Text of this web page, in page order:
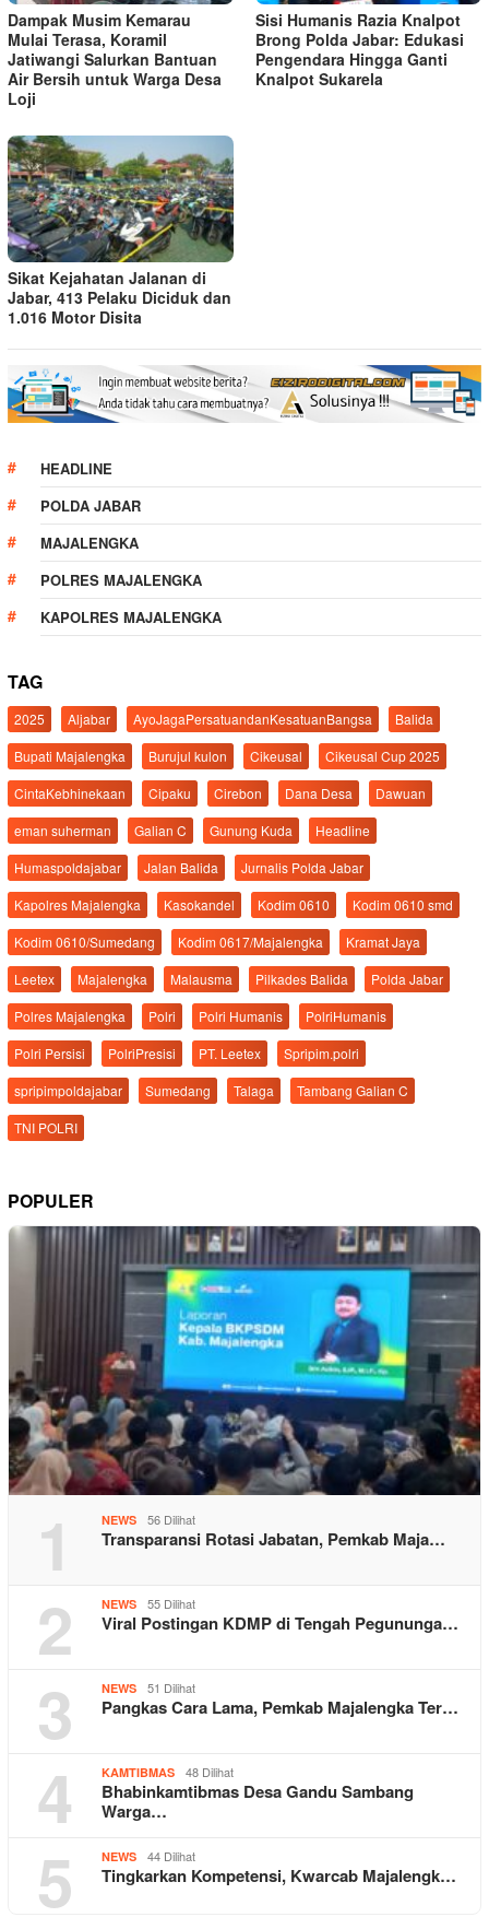
Dampak Musim Kemarau
Mulai Terasa, Koramil
Jatiwangi Salurkan Bantuan
Air Bersih untuk Warga Desa
Loji
Sisi Humanis Razia Knalpot
Brong Polda Jabar: Edukasi
Pengendara Hingga Ganti
Knalpot Sukarela
Sikat Kejahatan Jalanan di
Jabar, 413 Pelaku Diciduk dan
1.016 Motor Disita
HEADLINE
POLDA JABAR
MAJALENGKA
POLRES MAJALENGKA
KAPOLRES MAJALENGKA
TAG
2025 Aljabar AyoJagaPersatuandanKesatuanBangsa
Balida
Bupati Majalengka
Burujul kulon Cikeusal
Cikeusal Cup 2025
CintaKebhinekaan
Cipaku Cirebon Dana Desa
Dawuan
eman suherman
Galian C Gunung Kuda
Headline
Humaspoldajabar
Jalan Balida
Jurnalis Polda Jabar
Kapolres Majalengka
Kasokandel Kodim 0610
Kodim 0610 smd
Kodim 0610/Sumedang
Kodim 0617/Majalengka
Kramat Jaya
Leetex
Majalengka Malausma Pilkades Balida
Polda Jabar
Polres Majalengka
Polri Polri Humanis
PolriHumanis
Polri Persisi
PolriPresisi PT. Leetex
Spripim.polri
spripimpoldajabar
Sumedang Talaga
Tambang Galian C
TNI POLRI
POPULER
1 NEWS 56 Dilihat
Transparansi Rotasi Jabatan, Pemkab Maja…
2 NEWS 55 Dilihat
Viral Postingan KDMP di Tengah Pegununga…
3 NEWS 51 Dilihat
Pangkas Cara Lama, Pemkab Majalengka Ter…
4 KAMTIBMAS 48 Dilihat
Bhabinkamtibmas Desa Gandu Sambang
Warga…
5 NEWS 44 Dilihat
Tingkarkan Kompetensi, Kwarcab Majalengk…